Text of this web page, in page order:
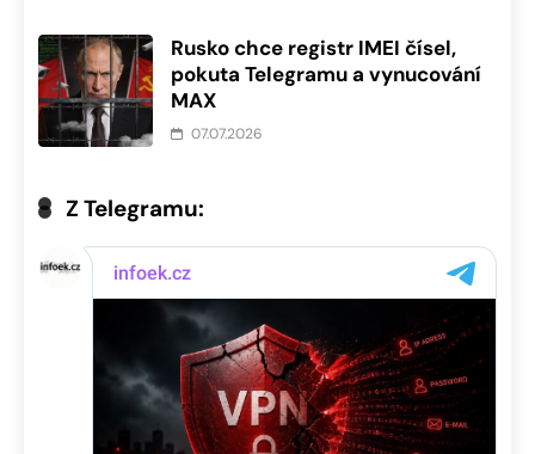
Rusko chce registr IMEI čísel,
pokuta Telegramu a vynucování
MAX
07.07.2026
Z Telegramu: